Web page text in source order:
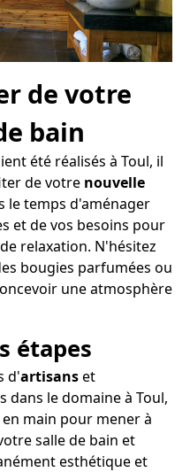
de votre
bain
été réalisés à Toul, il
de votre nouvelle
le temps d'aménager
et de vos besoins pour
relaxation. N'hésitez
bougies parfumées ou
une atmosphère
étapes
d'artisanset
dans le domaine à Toul,
main pour mener à
salle de bain et
esthétique et